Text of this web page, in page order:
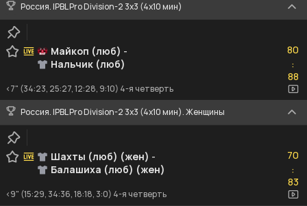
Россия. IPBL Pro Division-2 3x3 (4x10 мин)
Майкоп (люб) -
Нальчик (люб)
80
:88
88
<7" (34:23, 25:27, 12:28, 9:10) 4-я четверть
Россия. IPBL Pro Division-2 3x3 (4x10 мин). Женщины
Шахты (люб) (жен) -
Балашиха (люб) (жен)
70
:83
83
<9" (15:29, 34:36, 18:18, 3:0) 4-я четверть